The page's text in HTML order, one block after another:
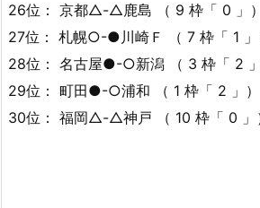
26位： 京都△-△鹿島 （ 9 枠「 0 」）
27位： 札幌○-●川崎Ｆ （ 7 枠「 1 」
28位： 名古屋●-○新潟 （ 3 枠「 2 」
29位： 町田●-○浦和 （ 1 枠「 2 」）
30位： 福岡△-△神戸 （ 10 枠「 0 」